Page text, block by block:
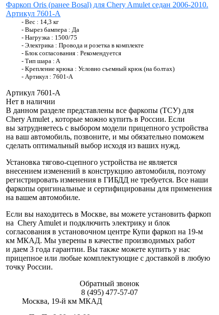
Фаркоп Oris (ранее Bosal) для Chery Amulet седан 2006-2010.
Артикул 7601-A
- Вес : 14,3 кг
- Вырез бампера : Да
- Нагрузка : 1500/75
- Электрика : Провода и розетка в комплекте
- Блок согласования : Рекомендуется
- Тип шара : A
- Крепление крюка : Условно съемный крюк (на болтах)
- Артикул : 7601-A
Артикул 7601-A
Нет в наличии
В данном разделе представлены все фаркопы (ТСУ) для
Chery Amulet , которые можно купить в России. Если
вы затрудняетесь с выбором модели прицепного устройства
на ваш автомобиль, позвоните, и мы обязательно поможем
сделать оптимальный выбор исходя из ваших нужд.
Установка тягово-сцепного устройства не является
внесением изменений в конструкцию автомобиля, поэтому
регистрировать изменения в ГИБДД не требуется. Все наши
фаркопы оригинальные и сертифицированы для применения
на вашем автомобиле.
Если вы находитесь в Москве, вы можете установить фаркоп
на Chery Amulet и подключить электрику и блок
согласования в установочном центре Купи фаркоп на 19-м
км МКАД. Мы уверены в качестве производимых работ
и даем 3 года гарантии. Вы также можете купить у нас
прицепное или любые комплектующие с доставкой в любую
точку России.
Обратный звонок
8 (495) 477-57-07
Москва, 19-й км МКАД